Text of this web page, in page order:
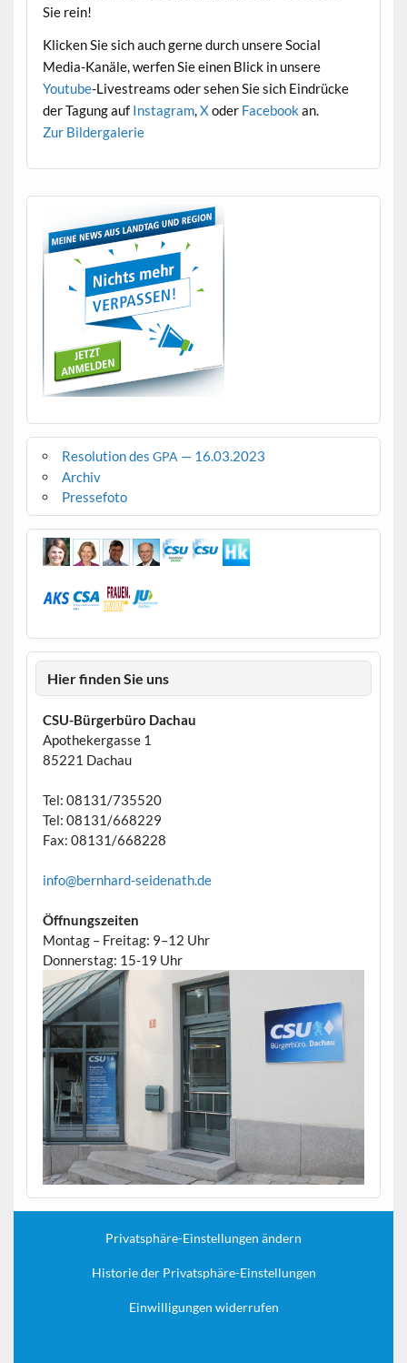
Sie rein!
Klick­en Sie sich auch gerne durch unsere Social
Media-Kanäle, wer­fen Sie einen Blick in unsere
Youtube-Livestreams oder sehen Sie sich Ein­drücke
der Tagung auf Insta­gram,Xoder Face­book an.
Zur Bilder­ga­lerie
Resolution des GPA — 16.03.2023
Archiv
Pressefoto
Hier finden Sie uns
CSU-Bürgerbüro Dachau
Apothekergasse 1
85221 Dachau
Tel: 08131/735520
Tel: 08131/668229
Fax: 08131/668228
info@bernhard-seidenath.de
Öffnungszeiten
Montag – Freitag: 9–12 Uhr
Donnerstag: 15-19 Uhr
Privatsphäre-Einstellungen ändern
Historie der Privatsphäre-Einstellungen
Einwilligungen widerrufen